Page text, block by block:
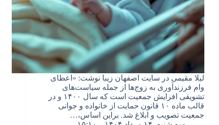
لیلا مقیمی در سایت اصفهان زیبا نوشت: «اعطای
وام فرزندآوری به زوج‌ها از جمله سیاست‌های
تشویقی افزایش جمعیت است که سال ۱۴۰۰ و در
قالب ماده ۱۰ قانون حمایت از خانواده و جوانی
جمعیت تصویب و ابلاغ شد. براین اساس،…